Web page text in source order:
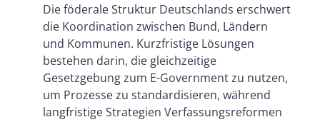
Die föderale Struktur Deutschlands erschwert
die Koordination zwischen Bund, Ländern
und Kommunen. Kurzfristige Lösungen
bestehen darin, die gleichzeitige
Gesetzgebung zum E-Government zu nutzen,
um Prozesse zu standardisieren, während
langfristige Strategien Verfassungsreformen